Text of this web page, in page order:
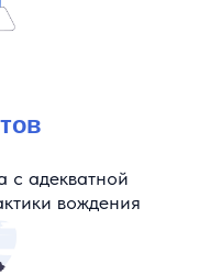
с адекватной
вождения